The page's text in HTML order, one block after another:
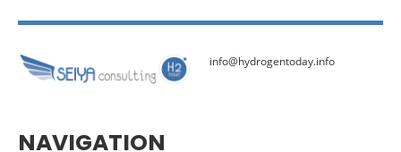
info@hydrogentoday.info
NAVIGATION